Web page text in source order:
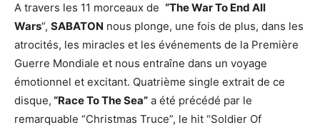
A travers les 11 morceaux de “TheWar To End All
Wars“, SABATON nous plonge, une fois de plus, dans les
atrocités, les miracles et les événements de la Première
Guerre Mondiale et nous entraîne dans un voyage
émotionnel et excitant. Quatrième single extrait de ce
disque, “Race To The Sea” a été précédé par le
remarquable “Christmas Truce”, le hit “Soldier Of